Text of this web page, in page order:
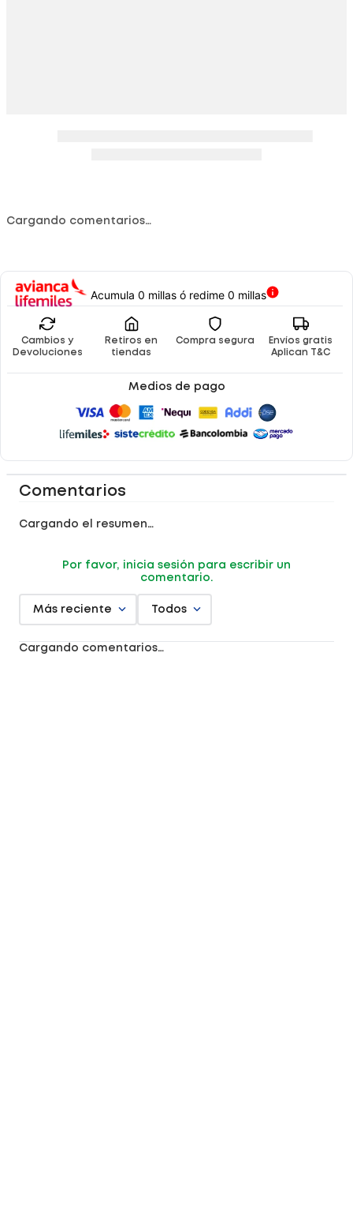
Cargando comentarios…
Acumula 0 millas ó redime 0 millas
Cambios y
Devoluciones
Retiros en
tiendas
Compra segura
Envíos gratis
Aplican T&C
Medios de pago
Comentarios
Cargando el resumen…
Por favor, inicia sesión para escribir un
comentario.
Más reciente Todos
Cargando comentarios…